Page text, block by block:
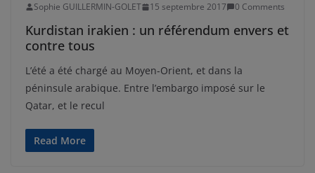
Sophie GUILLERMIN-GOLET 15 septembre 2017 0 Comments
Kurdistan irakien : un référendum envers et
contre tous
L’été a été chargé au Moyen-Orient, et dans la
péninsule arabique. Entre l’embargo imposé sur le
Qatar, et le recul
Read More